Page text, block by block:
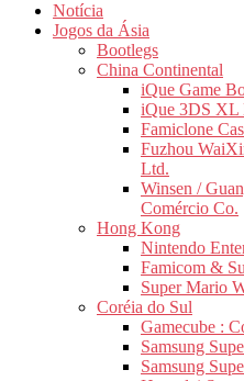
Notícia
Jogos da Ásia
Bootlegs
China Continental
iQue Game
iQue 3DS XL
Famiclone
Fuzhou
Ltd.
Winsen /
Comércio Co.
Hong Kong
Nintendo
Famicom &
Super Mario
Coréia do Sul
Gamecube :
Samsung
Samsung